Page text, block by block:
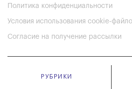
Политика конфиденциальности
Условия использования cookie-
Согласие на получение рассылки
РУБРИКИ